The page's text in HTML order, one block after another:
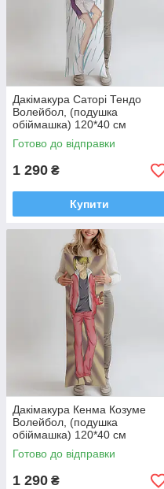
Дакімакура Саторі Тендо
Волейбол, (подушка
обіймашка) 120*40 см
Готово до відправки
1 290 ₴
Купити
Дакімакура Кенма Козуме
Волейбол, (подушка
обіймашка) 120*40 см
Готово до відправки
1 290 ₴